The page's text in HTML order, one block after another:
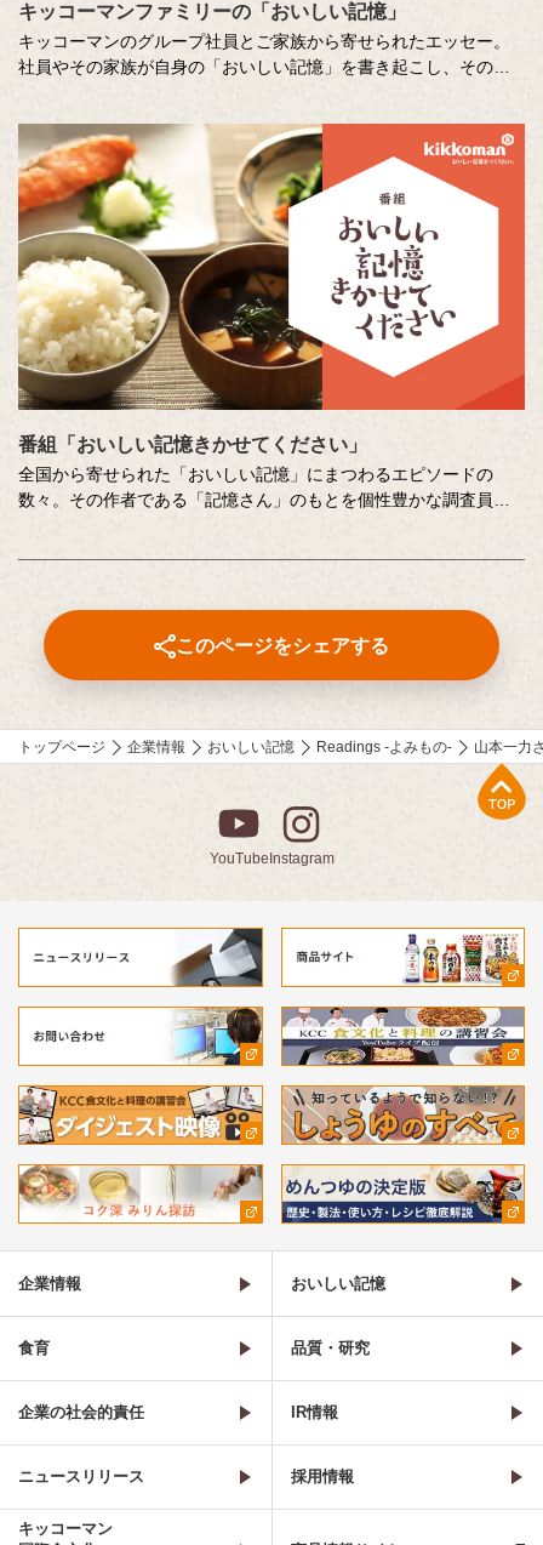
キッコーマンファミリーの「おいしい記憶」
キッコーマンのグループ社員とご家族から寄せられたエッセー。
社員やその家族が自身の「おいしい記憶」を書き起こし、そのた
くための取り組みのひとつです。
番組「おいしい記憶きかせてください」
全国から寄せられた「おいしい記憶」にまつわるエピソードの
数々。その作者である「記憶さん」のもとを個性豊かな調査員が
MC ：藤井隆 進行：吉竹史 ナレーター：小野大輔（声優）
このページをシェアする
トップページ 企業情報 おいしい記憶 Readings -よみもの- 山本一力
YouTubeInstagram
企業情報 おいしい記憶
食育 品質・研究
企業の社会的責任 IR情報
ニュースリリース 採用情報
キッコーマン